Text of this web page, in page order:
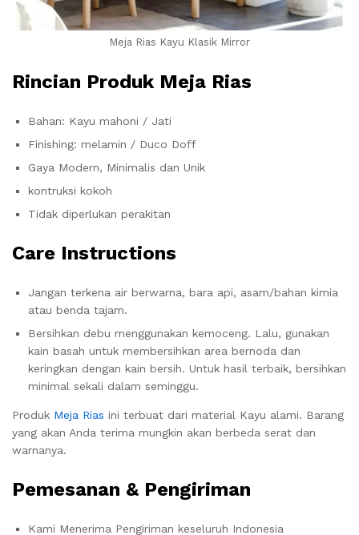
Meja Rias Kayu Klasik Mirror
Rincian Produk Meja Rias
Bahan: Kayu mahoni / Jati
Finishing: melamin / Duco Doff
Gaya Modern, Minimalis dan Unik
kontruksi kokoh
Tidak diperlukan perakitan
Care Instructions
Jangan terkena air berwarna, bara api, asam/bahan kimia
atau benda tajam.
Bersihkan debu menggunakan kemoceng. Lalu, gunakan
kain basah untuk membersihkan area bernoda dan
keringkan dengan kain bersih. Untuk hasil terbaik, bersihkan
minimal sekali dalam seminggu.
Produk Meja Rias ini terbuat dari material Kayu alami. Barang
yang akan Anda terima mungkin akan berbeda serat dan
warnanya.
Pemesanan & Pengiriman
Kami Menerima Pengiriman keseluruh Indonesia